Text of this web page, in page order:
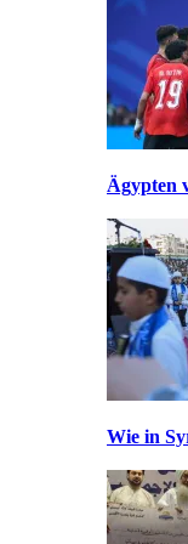
Ägypten
Wie in